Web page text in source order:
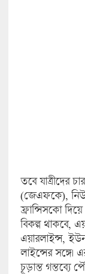
তবে যাত্রীদের
(জেএফকে),
ফ্রান্সিসকো
বিকল্প থাকবে,
এয়ারলাইন্স,
লাইন্সের
চূড়ান্ত গন্তব্যে